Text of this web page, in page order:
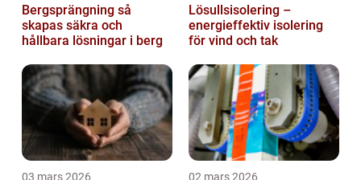
Bergsprängning så
skapas säkra och
hållbara lösningar i berg
Lösullsisolering –
energieffektiv isolering
för vind och tak
03 mars 2026 02 mars 2026